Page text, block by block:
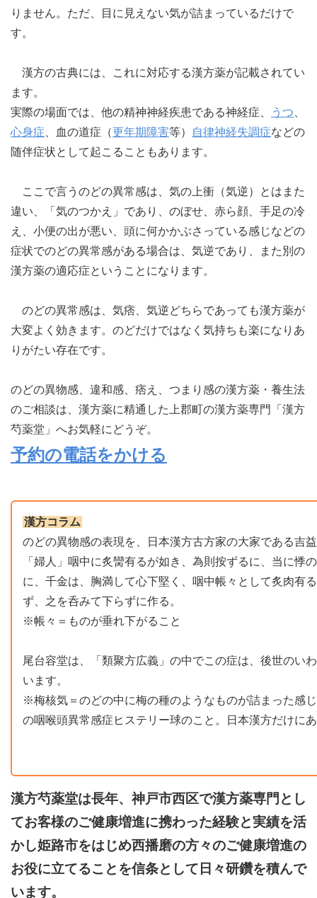
りません。ただ、目に見えない気が詰まっているだけで
す。
漢方の古典には、これに対応する漢方薬が記載されてい
ます。
実際の場面では、他の精神神経疾患である神経症、
うつ
心身症 、血の道症（更年期障害等） 自律神経失調症などの
随伴症状として起こることもあります。
ここで言うのどの異常感は、気の上衝（気逆）とはまた
違い、「気のつかえ」であり、のぼせ、赤ら顔、手足の冷
え、小便の出が悪い、頭に何かかぶさっている感じなどの
症状でのどの異常感がある場合は、気逆であり、また別の
漢方薬の適応症ということになります。
のどの異常感は、気痞、気逆どちらであっても漢方薬が
大変よく効きます。のどだけではなく気持ちも楽になりあ
りがたい存在です。
のどの異物感、違和感、痞え、つまり感の漢方薬・養生法
のご相談は、漢方薬に精通した上郡町の漢方薬専門「漢方
芍薬堂」へお気軽にどうぞ。
予約の電話をかける
漢方コラム
のどの異物感の表現を、日本漢方古方家の大家である吉
「婦人」咽中に炙臠有るが如き、為則按ずるに、当に悸
に、千金は、胸満して心下堅く、咽中帳々として炙肉有
ず、之を呑みて下らずに作る。
※帳々＝ものが垂れ下がること
尾台容堂は、「類聚方広義」の中でこの症は、後世のい
います。
※梅核気＝のどの中に梅の種のようなものが詰まった感
の咽喉頭異常感症ヒステリー球のこと。日本漢方だけに
漢方芍薬堂は長年、神戸市西区で漢方薬専門とし
てお客様のご健康増進に携わった経験と実績を活
かし姫路市をはじめ西播磨の方々のご健康増進の
お役に立てることを信条として日々研鑽を積んで
います。